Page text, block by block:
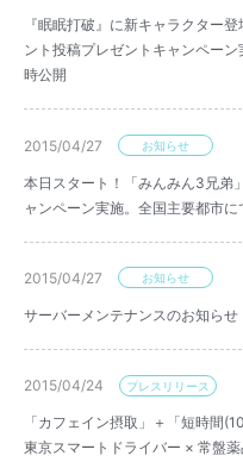
『眠眠打破』に新キャラクター
ント投稿プレゼントキャンペー
時公開
2015/04/27 お知らせ
本日スタート！「みんみん3兄弟
ャンペーン実施。全国主要都市
2015/04/27 お知らせ
サーバーメンテナンスのお知らせ
2015/04/24 プレスリリース
「カフェイン摂取」＋「短時間
東京スマートドライバー × 常盤